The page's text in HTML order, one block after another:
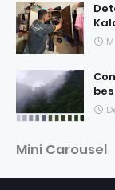
Mini Carousel